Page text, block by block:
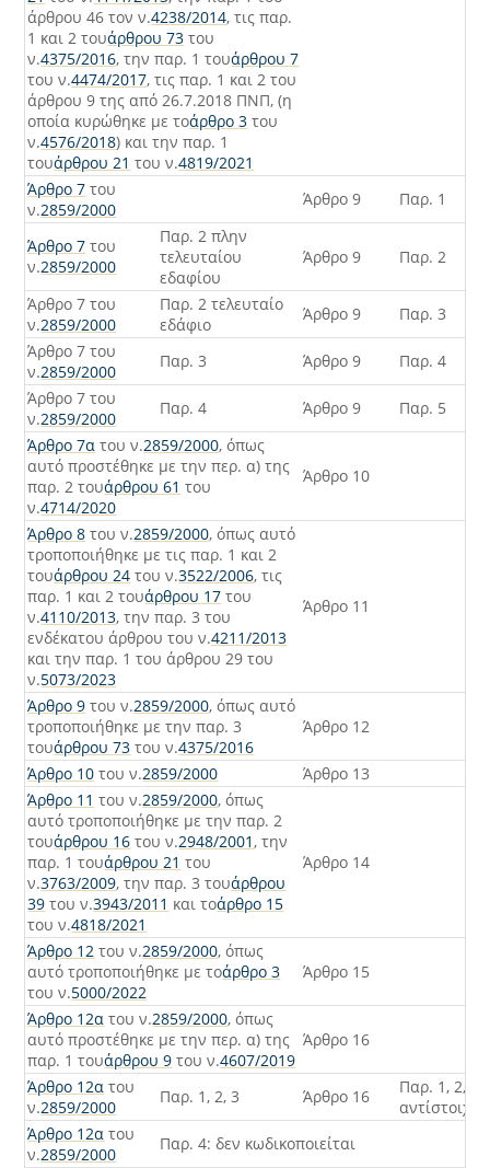
άρθρου 46 τον ν.4238/2014, τις παρ.
1 και 2 τουάρθρου 73 του
ν.4375/2016, την παρ. 1 τουάρθρου 7
του ν.4474/2017, τις παρ. 1 και 2 του
άρθρου 9 της από 26.7.2018 ΠΝΠ, (η
οποία κυρώθηκε με τοάρθρο 3 του
ν.4576/2018) και την παρ. 1
τουάρθρου 21 του ν.4819/2021
Άρθρο 7 του
ν.2859/2000
Άρθρο 9 Παρ. 1
Άρθρο 7 του
ν.2859/2000
Παρ. 2 πλην
τελευταίου
εδαφίου
Άρθρο 9 Παρ. 2
Άρθρο 7 του
ν.2859/2000
Παρ. 2 τελευταίο
εδάφιο
Άρθρο 9
Παρ. 3
Άρθρο 7 του
ν.2859/2000
Παρ. 3 Άρθρο 9
Παρ. 4
Άρθρο 7 του
ν.2859/2000
Παρ. 4 Άρθρο 9
Παρ. 5
Άρθρο 7α του ν.2859/2000, όπως
αυτό προστέθηκε με την περ. α) της
παρ. 2 τουάρθρου 61 του
ν.4714/2020
Άρθρο 10
Άρθρο 8 του ν.2859/2000, όπως αυτό
τροποποιήθηκε με τις παρ. 1 και 2
τουάρθρου 24 του ν.3522/2006, τις
παρ. 1 και 2 τουάρθρου 17 του
ν.4110/2013, την παρ. 3 του
ενδέκατου άρθρου του ν.4211/2013
και την παρ. 1 του άρθρου 29 του
ν.5073/2023
Άρθρο 11
Άρθρο 9 του ν.2859/2000, όπως αυτό
τροποποιήθηκε με την παρ. 3
τουάρθρου 73 του ν.4375/2016
Άρθρο 12
Άρθρο 10 του ν.2859/2000
Άρθρο 13
Άρθρο 11 του ν.2859/2000, όπως
αυτό τροποποιήθηκε με την παρ. 2
τουάρθρου 16 του ν.2948/2001 , την
παρ. 1 τουάρθρου 21 του
ν.3763/2009, την παρ. 3 τουάρθρου
39 του ν.3943/2011 και τοάρθρο 15
του ν.4818/2021
Άρθρο 14
Άρθρο 12 του ν.2859/2000, όπως
αυτό τροποποιήθηκε με τοάρθρο 3
του ν.5000/2022
Άρθρο 15
Άρθρο 12α του ν.2859/2000, όπως
αυτό προστέθηκε με την περ. α) της
παρ. 1 τουάρθρου 9 του ν.4607/2019
Άρθρο 16
Άρθρο 12α του
ν.2859/2000
Παρ. 1, 2, 3 Άρθρο 16
Παρ. 1, 2, 3,
αντίστοιχα
Άρθρο 12α του
ν.2859/2000
Παρ. 4: δεν κωδικοποιείται